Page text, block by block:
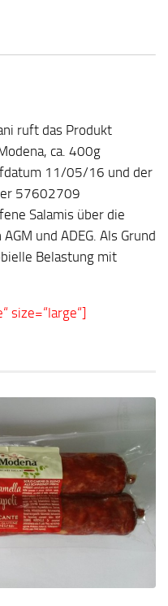
ruft das Produkt
ca. 400g
11/05/16 und der
57602709
Salamis über die
und ADEG. Als Grund
Belastung mit
size=“large“]